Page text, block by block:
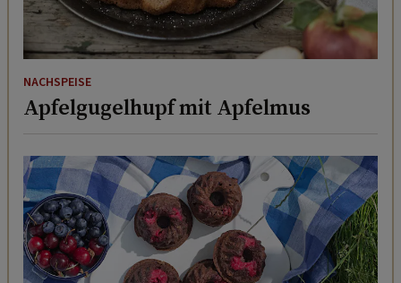
NACHSPEISE
Apfelgugelhupf mit Apfelmus